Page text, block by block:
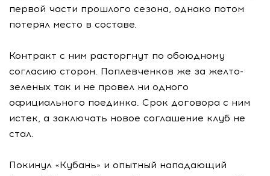
первой части прошлого сезона, однако потом
потерял место в составе.
Контракт с ним расторгнут по обоюдному
согласию сторон. Поплевченков же за желто-
зеленых так и не провел ни одного
официального поединка. Срок договора с ним
истек, а заключать новое соглашение клуб не
стал.
Покинул «Кубань» и опытный нападающий